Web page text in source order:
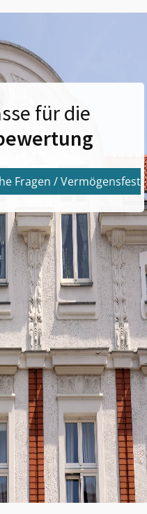
für die
Fragen /